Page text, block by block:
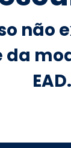
não
da
EAD.